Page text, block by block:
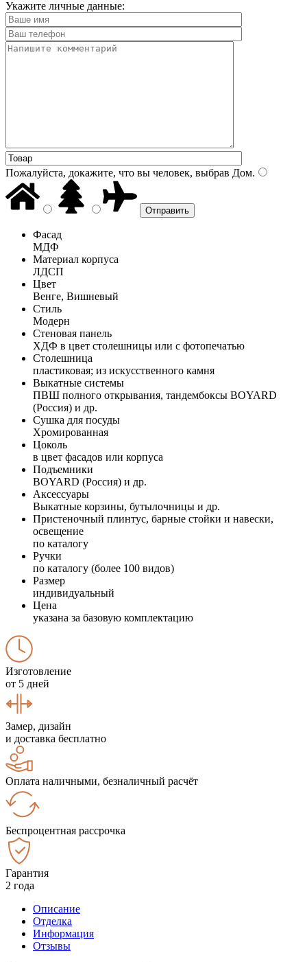
Укажите личные данные:
Пожалуйста, докажите, что вы человек, выбрав Дом.
Фасад
МДФ
Материал корпуса
ЛДСП
Цвет
Венге, Вишневый
Стиль
Модерн
Стеновая панель
ХДФ в цвет столешницы или с фотопечатью
Столешница
пластиковая; из искусственного камня
Выкатные системы
ПВШ полного открывания, тандембоксы BOYARD
(Россия) и др.
Сушка для посуды
Хромированная
Цоколь
в цвет фасадов или корпуса
Подъемники
BOYARD (Россия) и др.
Аксессуары
Выкатные корзины, бутылочницы и др.
Пристеночный плинтус, барные стойки и навески,
освещение
по каталогу
Ручки
по каталогу (более 100 видов)
Размер
индивидуальный
Цена
указана за базовую комплектацию
Изготовление
от 5 дней
Замер, дизайн
и доставка бесплатно
Оплата наличными, безналичный расчёт
Беспроцентная рассрочка
Гарантия
2 года
Описание
Отделка
Информация
Отзывы